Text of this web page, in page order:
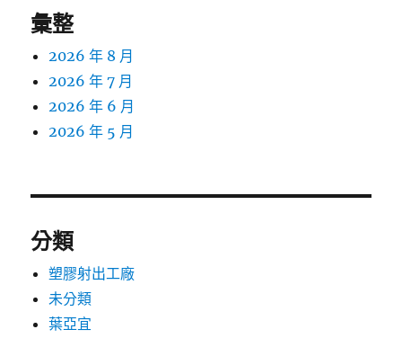
彙整
2026 年 8 月
2026 年 7 月
2026 年 6 月
2026 年 5 月
分類
塑膠射出工廠
未分類
葉亞宜